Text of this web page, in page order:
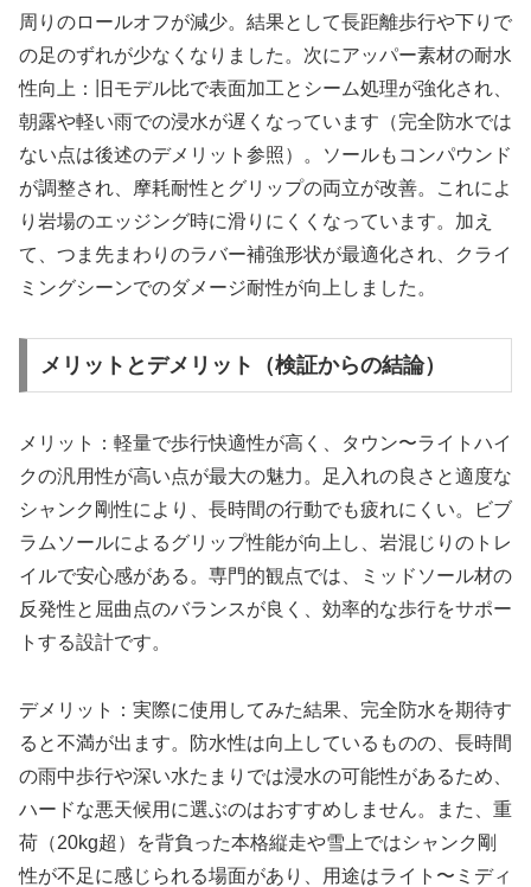
周りのロールオフが減少。結果として長距離歩行や下りで
の足のずれが少なくなりました。次にアッパー素材の耐水
性向上：旧モデル比で表面加工とシーム処理が強化され、
朝露や軽い雨での浸水が遅くなっています（完全防水では
ない点は後述のデメリット参照）。ソールもコンパウンド
が調整され、摩耗耐性とグリップの両立が改善。これによ
り岩場のエッジング時に滑りにくくなっています。加え
て、つま先まわりのラバー補強形状が最適化され、クライ
ミングシーンでのダメージ耐性が向上しました。
メリットとデメリット（検証からの結論）
メリット：軽量で歩行快適性が高く、タウン〜ライトハイ
クの汎用性が高い点が最大の魅力。足入れの良さと適度な
シャンク剛性により、長時間の行動でも疲れにくい。ビブ
ラムソールによるグリップ性能が向上し、岩混じりのトレ
イルで安心感がある。専門的観点では、ミッドソール材の
反発性と屈曲点のバランスが良く、効率的な歩行をサポー
トする設計です。
デメリット：実際に使用してみた結果、完全防水を期待す
ると不満が出ます。防水性は向上しているものの、長時間
の雨中歩行や深い水たまりでは浸水の可能性があるため、
ハードな悪天候用に選ぶのはおすすめしません。また、重
荷（20kg超）を背負った本格縦走や雪上ではシャンク剛
性が不足に感じられる場面があり、用途はライト〜ミディ